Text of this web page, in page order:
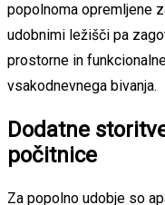
popolnoma opremljene
udobnimi ležišči pa
prostorne in
vsakodnevnega bivanja.
Dodatne
počitnice
Za popolno udobje so